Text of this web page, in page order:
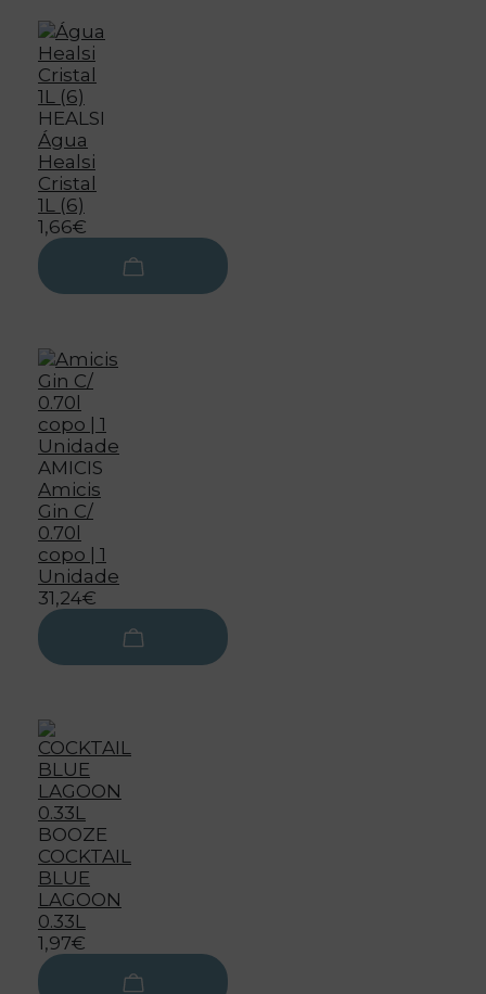
HEALSI
Água
Healsi
Cristal
1L (6)
1,66€
AMICIS
Amicis
Gin C/
0.70l
copo | 1
Unidade
31,24€
BOOZE
COCKTAIL
BLUE
LAGOON
0.33L
1,97€